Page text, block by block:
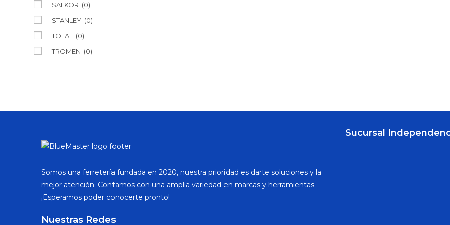
SALKOR (0)
STANLEY (0)
TOTAL
(0)
TROMEN (0)
Somos una ferretería fundada en 2020, nuestra prioridad es darte soluciones y la
mejor atención. Contamos con una amplia variedad en marcas y herramientas.
¡Esperamos poder conocerte pronto!
Nuestras Redes
Sucursal